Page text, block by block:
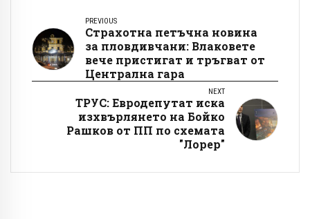
PREVIOUS
Страхотна петъчна новина
за пловдивчани: Влаковете
вече пристигат и тръгват от
Централна гара
NEXT
ТРУС: Евродепутат иска
изхвърлянето на Бойко
Рашков от ПП по схемата
"Лорер"